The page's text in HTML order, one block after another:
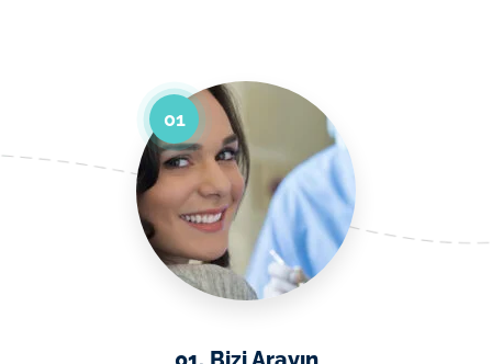
01